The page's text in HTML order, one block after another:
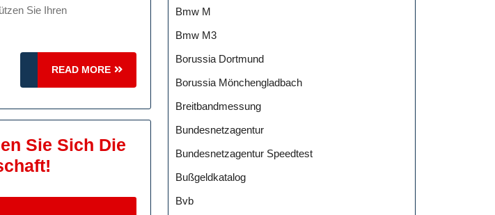
READ MORE
READ
MORE
Sie Sich Die
Bmw M
Bmw M3
Borussia Dortmund
Borussia Mönchengladbach
Breitbandmessung
Bundesnetzagentur
Bundesnetzagentur Speedtest
Bußgeldkatalog
Bvb